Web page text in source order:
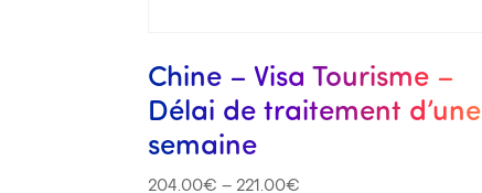
Chine – Visa Tourisme –
Délai de traitement d’une
semaine
204.00€ – 221.00€